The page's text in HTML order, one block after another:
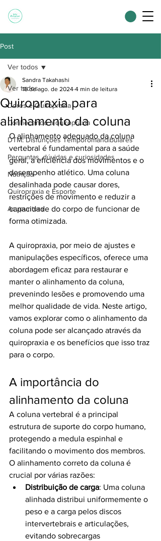
Post
Ver todos
Dores e Quiropraxia
Conhecendo a quiropraxia
DTM: Disfunções Temporomandibulares
Perguntas, dúvidas e curiosidades
Nutrição
Quiropraxia e Esporte
Acupuntura
Ver todos
Quiropraxia para
alinhamento da coluna
Sandra Takahashi
16 de ago. de 2024 4 min de leitura
O alinhamento adequado da coluna
vertebral é fundamental para a saúde
geral, a eficiência dos movimentos e o
desempenho atlético. Uma coluna
desalinhada pode causar dores,
restrições de movimento e reduzir a
capacidade do corpo de funcionar de
forma otimizada.
A quiropraxia, por meio de ajustes e
manipulações específicos, oferece uma
abordagem eficaz para restaurar e
manter o alinhamento da coluna,
prevenindo lesões e promovendo uma
melhor qualidade de vida. Neste artigo,
vamos explorar como o alinhamento da
coluna pode ser alcançado através da
quiropraxia e os benefícios que isso traz
para o corpo.
A importância do
alinhamento da coluna
A coluna vertebral é a principal
estrutura de suporte do corpo humano,
protegendo a medula espinhal e
facilitando o movimento dos membros.
O alinhamento correto da coluna é
crucial por várias razões:
Distribuição de carga: Uma coluna
alinhada distribui uniformemente o
peso e a carga pelos discos
intervertebrais e articulações,
evitando sobrecargas